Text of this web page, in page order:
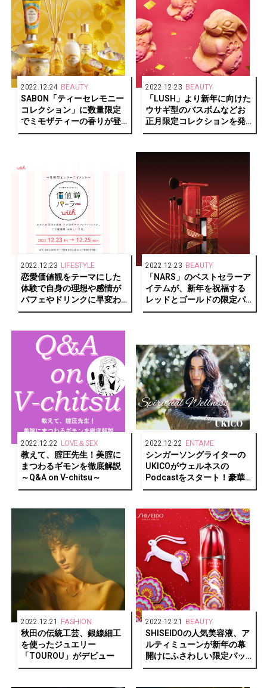
2022.12.24 BEAUTY
SABON「ティーセレモニー
コレクション」に数量限定
でミモザティーの香りが登
場
2022.12.23 BEAUTY
「LUSH」より新年に向けた
ウサギ型のバスボムなどお
正月限定コレクションを発
売
2022.12.23 LIFESTYLE
恋愛価値観をテーマにした
体験で自身の理想や感情が
パフェやドリンクに早変わ
り!?『価値観パーラーwith』
2022.12.23 BEAUTY
「NARS」のベストセラーア
イテムが、新年を祝福する
レッドとゴールドの限定パ
ッケージで登場
2022.12.22 LOVE＆SEX
教えて、腟圧先生！美腟に
まつわるギモンを徹底解説
～Q&A on V-chitsu～
2022.12.22 ENTAME
シンガーソングライターの
UKICOがウェルネスの
Podcastをスタート！豪華
ゲストも登場
2022.12.21 FASHION
秋田の伝統工芸、銀線細工
を使ったジュエリー
「TOUROU」がデビュー
2022.12.21 BEAUTY
SHISEIDOの人気美容液、ア
ルティミューンが新年の幕
開けにふさわしい限定パッ
ケージで登場